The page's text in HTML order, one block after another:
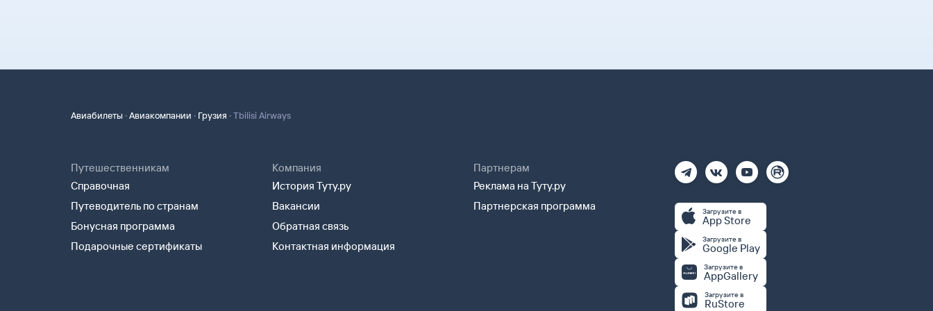
Авиабилеты ·Авиакомпании · Грузия ·Tbilisi Airways
Путешественникам
Справочная
Путеводитель по странам
Бонусная программа
Подарочные сертификаты
Компания
История Туту.ру
Вакансии
Обратная связь
Контактная информация
Партнерам
Реклама на Туту.ру
Партнерская программа
Загрузите в
App Store
Загрузите в
Google Play
Загрузите в
AppGallery
Загрузите в
RuStore